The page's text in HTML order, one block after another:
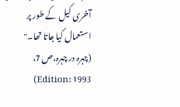
آخری کیل کے طور پر
استعمال کیا جاتا تھا۔"
(چہرہ در چہرہ،ص 7،
Edition: 1993)